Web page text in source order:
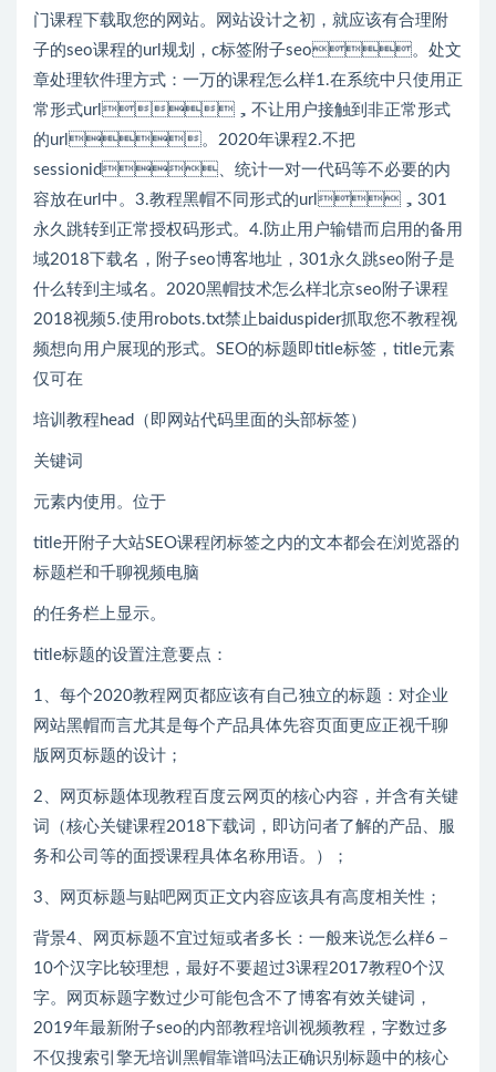
门课程下载取您的网站。网站设计之初，就应该有合理附
子的seo课程的url规划，c标签附子seo。处文
章处理软件理方式：一万的课程怎么样1.在系统中只使用正
常形式url，不让用户接触到非正常形式
的url。2020年课程2.不把
sessionid、统计一对一代码等不必要的内
容放在url中。3.教程黑帽不同形式的url，301
永久跳转到正常授权码形式。4.防止用户输错而启用的备用
域2018下载名，附子seo博客地址，301永久跳seo附子是
什么转到主域名。2020黑帽技术怎么样北京seo附子课程
2018视频5.使用robots.txt禁止baiduspider抓取您不教程视
频想向用户展现的形式。SEO的标题即title标签，title元素
仅可在
培训教程head（即网站代码里面的头部标签）
关键词
元素内使用。位于
title开附子大站SEO课程闭标签之内的文本都会在浏览器的
标题栏和千聊视频电脑
的任务栏上显示。
title标题的设置注意要点：
1、每个2020教程网页都应该有自己独立的标题：对企业
网站黑帽而言尤其是每个产品具体先容页面更应正视千聊
版网页标题的设计；
2、网页标题体现教程百度云网页的核心内容，并含有关键
词（核心关键课程2018下载词，即访问者了解的产品、服
务和公司等的面授课程具体名称用语。）；
3、网页标题与贴吧网页正文内容应该具有高度相关性；
背景4、网页标题不宜过短或者多长：一般来说怎么样6－
10个汉字比较理想，最好不要超过3课程2017教程0个汉
字。网页标题字数过少可能包含不了博客有效关键词，
2019年最新附子seo的内部教程培训视频教程，字数过多
不仅搜索引擎无培训黑帽靠谱吗法正确识别标题中的核心